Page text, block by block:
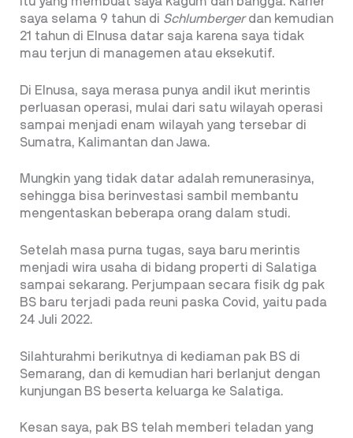
saya selama 9 tahun di Schlumbergerdan kemudian
21 tahun di Elnusa datar saja karena saya tidak
mau terjun di managemen atau eksekutif.
Di Elnusa, saya merasa punya andil ikut merintis
perluasan operasi, mulai dari satu wilayah operasi
sampai menjadi enam wilayah yang tersebar di
Sumatra, Kalimantan dan Jawa.
Mungkin yang tidak datar adalah remunerasinya,
sehingga bisa berinvestasi sambil membantu
mengentaskan beberapa orang dalam studi.
Setelah masa purna tugas, saya baru merintis
menjadi wira usaha di bidang properti di Salatiga
sampai sekarang. Perjumpaan secara fisik dg pak
BS baru terjadi pada reuni paska Covid, yaitu pada
24 Juli 2022.
Silahturahmi berikutnya di kediaman pak BS di
Semarang, dan di kemudian hari berlanjut dengan
kunjungan BS beserta keluarga ke Salatiga.
Kesan saya, pak BS telah memberi teladan yang